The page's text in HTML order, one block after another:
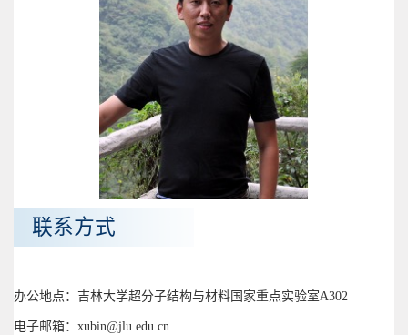
联系方式
办公地点：吉林大学超分子结构与材料国家重点实验室A302
电子邮箱：xubin@jlu.edu.cn